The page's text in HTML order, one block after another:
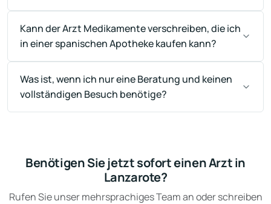
Kann der Arzt Medikamente verschreiben, die ich
in einer spanischen Apotheke kaufen kann?
Was ist, wenn ich nur eine Beratung und keinen
vollständigen Besuch benötige?
Benötigen Sie jetzt sofort einen Arzt in
Lanzarote?
Rufen Sie unser mehrsprachiges Team an oder schreiben